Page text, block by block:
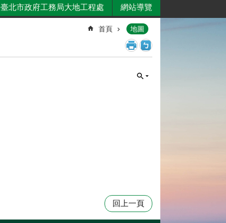
臺北市政府工務局大地工程處 網站導覽
首頁 地圖
回上一頁